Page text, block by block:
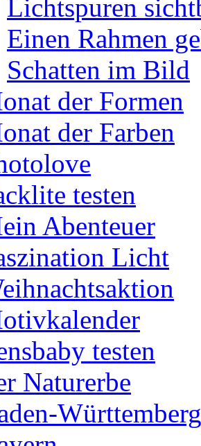
Lichtspuren
Einen Rahmen
Schatten im Bild
der Formen
der Farben
testen
Abenteuer
Licht
testen
Naturerbe
Württemberg